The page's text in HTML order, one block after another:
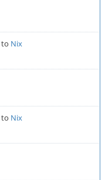
to Nix
to Nix